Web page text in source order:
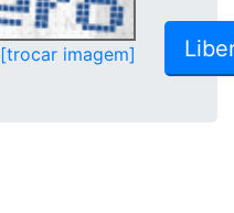
[trocar imagem]